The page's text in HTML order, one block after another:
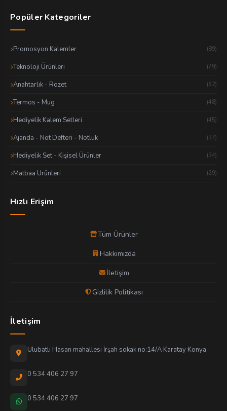
Popüler Kategoriler
Promosyon Kalemler (89)
Teknoloji Ürünleri (79)
Anahtarlık - Rozet (62)
Termos - Mug (48)
Hediyelik Kalem Setleri (45)
Ajanda - Not Defteri - Notluk (37)
Hediyelik Set - Kişisel Ürünler (34)
Matbaa Ürünleri (29)
Hızlı Erişim
Tüm Ürünler
Hakkımızda
İletişim
Gizlilik Politikası
İletişim
Ulubatlı Hasan mahallesi İrşah sokak no:14/A Karatay Konya
0 534 406 27 97
0 534 406 27 97